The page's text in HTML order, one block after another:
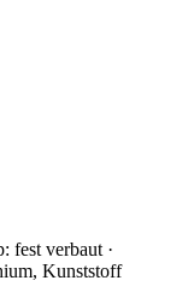
fest verbaut ·
Kunststoff